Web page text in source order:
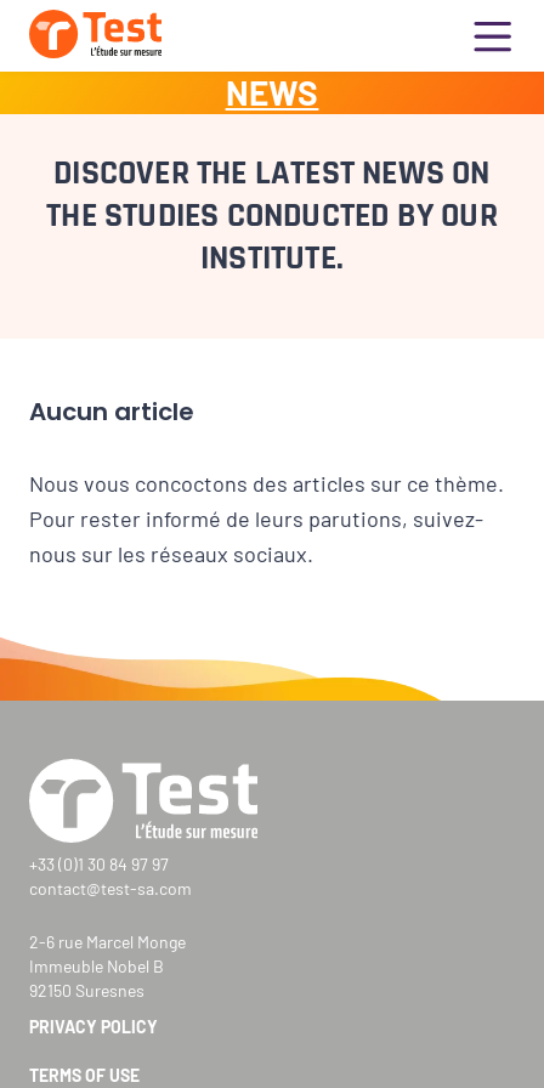
NEWS
DISCOVER THE LATEST NEWS ON
THE STUDIES CONDUCTED BY OUR
INSTITUTE.
Aucun article
Nous vous concoctons des articles sur ce thème.
Pour rester informé de leurs parutions, suivez-
nous sur les réseaux sociaux.
+33 (0)1 30 84 97 97
contact@test-sa.com
2-6 rue Marcel Monge
Immeuble Nobel B
92150 Suresnes
PRIVACY POLICY
TERMS OF USE